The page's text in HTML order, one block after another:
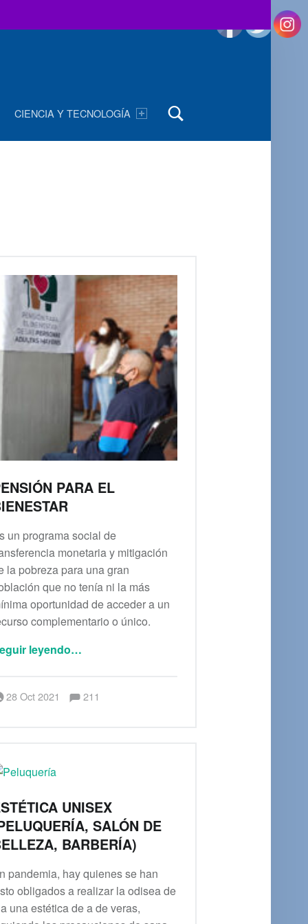
CIENCIA Y TECNOLOGÍA
PARA EL
un programa social de
monetaria y mitigación
la pobreza para una gran
que no tenía ni la más
oportunidad de acceder a un
complementario o único.
leyendo…
28 Oct 2021 Escrito por:
admin Comentarios:
211
UNISEX
SALÓN DE
BARBERÍA)
pandemia, hay quienes se han
obligados a realizar la odisea de
una estética de a de veras,